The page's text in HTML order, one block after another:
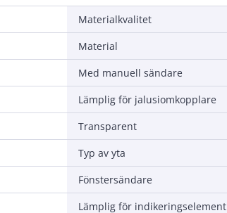
Materialkvalitet
Material
Med manuell sändare
Lämplig för jalusiomkopplare
Transparent
Typ av yta
Fönstersändare
Lämplig för indikeringselement